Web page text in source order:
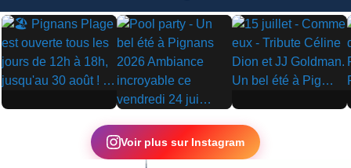
▶
▶
▶
Voir plus sur Instagram